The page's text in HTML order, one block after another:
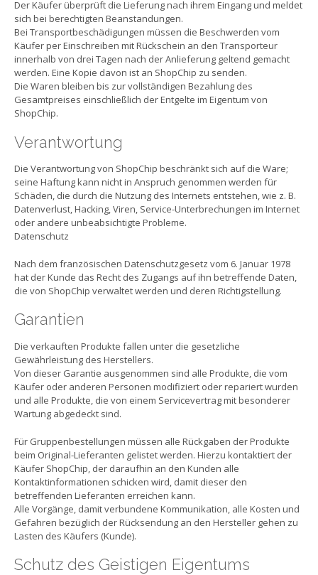
Der Käufer überprüft die Lieferung nach ihrem Eingang und meldet
sich bei berechtigten Beanstandungen.
Bei Transportbeschädigungen müssen die Beschwerden vom
Käufer per Einschreiben mit Rückschein an den Transporteur
innerhalb von drei Tagen nach der Anlieferung geltend gemacht
werden. Eine Kopie davon ist an ShopChip zu senden.
Die Waren bleiben bis zur vollständigen Bezahlung des
Gesamtpreises einschließlich der Entgelte im Eigentum von
ShopChip.
Verantwortung
Die Verantwortung von ShopChip beschränkt sich auf die Ware;
seine Haftung kann nicht in Anspruch genommen werden für
Schäden, die durch die Nutzung des Internets entstehen, wie z. B.
Datenverlust, Hacking, Viren, Service-Unterbrechungen im Internet
oder andere unbeabsichtigte Probleme.
Datenschutz
Nach dem französischen Datenschutzgesetz vom 6. Januar 1978
hat der Kunde das Recht des Zugangs auf ihn betreffende Daten,
die von ShopChip verwaltet werden und deren Richtigstellung.
Garantien
Die verkauften Produkte fallen unter die gesetzliche
Gewährleistung des Herstellers.
Von dieser Garantie ausgenommen sind alle Produkte, die vom
Käufer oder anderen Personen modifiziert oder repariert wurden
und alle Produkte, die von einem Servicevertrag mit besonderer
Wartung abgedeckt sind.
Für Gruppenbestellungen müssen alle Rückgaben der Produkte
beim Original-Lieferanten gelistet werden. Hierzu kontaktiert der
Käufer ShopChip, der daraufhin an den Kunden alle
Kontaktinformationen schicken wird, damit dieser den
betreffenden Lieferanten erreichen kann.
Alle Vorgänge, damit verbundene Kommunikation, alle Kosten und
Gefahren bezüglich der Rücksendung an den Hersteller gehen zu
Lasten des Käufers (Kunde).
Schutz des Geistigen Eigentums